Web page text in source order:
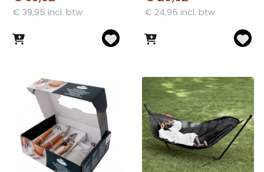
€ 39,95 incl. btw € 24,95 incl. btw